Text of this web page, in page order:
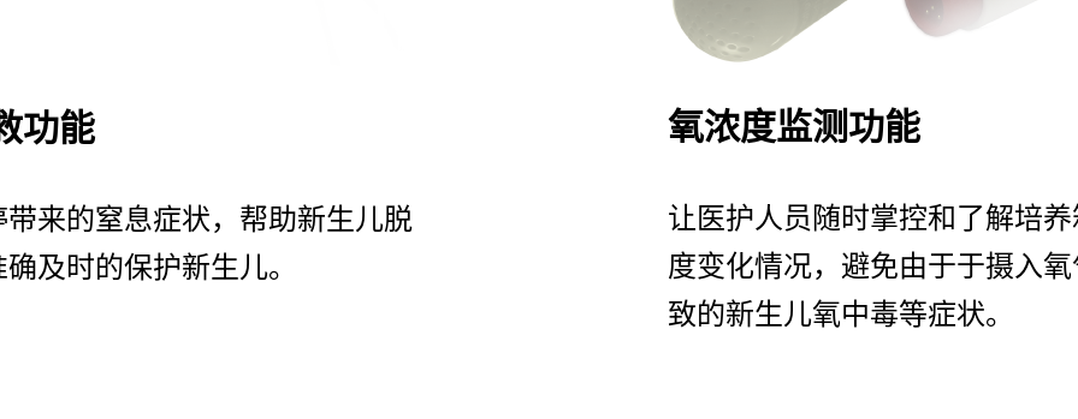
功能
来的窒息症状，帮助新生儿脱
及时的保护新生儿。
氧浓度监测功能
让医护人员随时掌控和了解培
度变化情况，避免由于于摄入
致的新生儿氧中毒等症状。